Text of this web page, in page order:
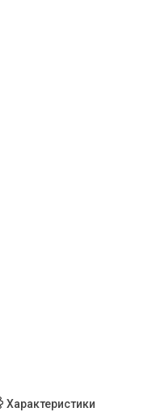
Характеристики